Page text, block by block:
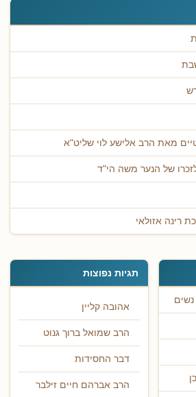
מאת הרב אלישע לוי שליט"א
של הנער משה הי"ד
רינה אזולאי
תגיות נפוצות
אהובה קליין
הרב שמואל ברוך גנוט
דבר החסידות
הרב אברהם חיים זילבר